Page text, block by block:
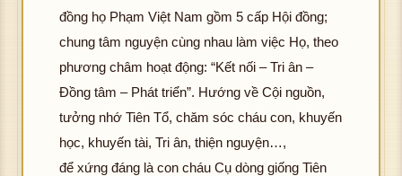
đồng họ Phạm Việt Nam gồm 5 cấp Hội đồng;
chung tâm nguyện cùng nhau làm việc Họ, theo
phương châm hoạt động: “Kết nối – Tri ân –
Đồng tâm – Phát triển”. Hướng về Cội nguồn,
tưởng nhớ Tiên Tổ, chăm sóc cháu con, khuyến
học, khuyến tài, Tri ân, thiện nguyện…,
để xứng đáng là con cháu Cụ dòng giống Tiên